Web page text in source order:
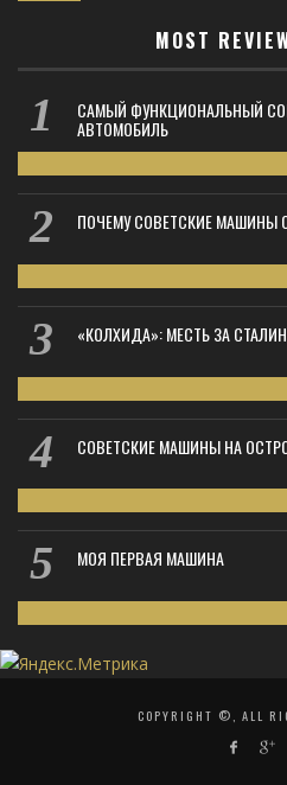
MOST
САМЫЙ ФУНКЦИОНАЛЬНЫЙ
АВТОМОБИЛЬ
ПОЧЕМУ СОВЕТСКИЕ МАШИНЫ
«КОЛХИДА»: МЕСТЬ ЗА
СОВЕТСКИЕ МАШИНЫ НА
МОЯ ПЕРВАЯ МАШИНА
COPYRIGHT ©, ALL